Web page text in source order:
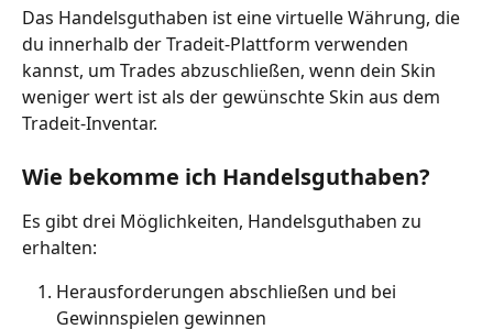
Das Handelsguthaben ist eine virtuelle Währung, die
du innerhalb der Tradeit-Plattform verwenden
kannst, um Trades abzuschließen, wenn dein Skin
weniger wert ist als der gewünschte Skin aus dem
Tradeit-Inventar.
Wie bekomme ich Handelsguthaben?
Es gibt drei Möglichkeiten, Handelsguthaben zu
erhalten:
Herausforderungen abschließen und bei
Gewinnspielen gewinnen